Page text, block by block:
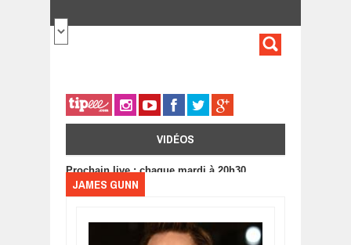
VIDÉOS
Prochain live : chaque mardi à 20h30
JAMES GUNN